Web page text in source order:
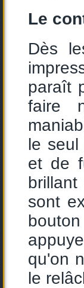
Le
Dès
paraît
faire
le seul
et de
sont
qu'on
le